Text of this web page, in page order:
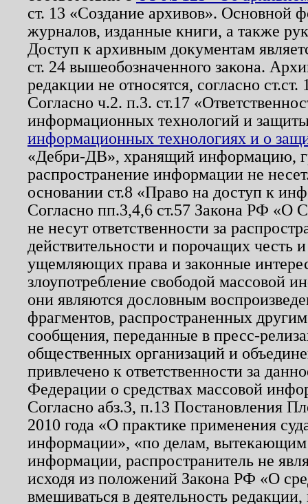
ст. 13 «Создание архивов». Основной
журналов, изданные книги, а также
Доступ к архивным документам
ст. 24 вышеобозначенного закона.
редакции не относятся, согласно
Согласно ч.2. п.3. ст.17
информационных технологий и
информационных технологиях и о
«Дебри-ДВ», хранящий информацию,
распространение информации не
основании ст.8 «Право на доступ к
Согласно пп.3,4,6 ст.57 Закона РФ «О
не несут ответственности за
действительности и порочащих честь
ущемляющих права и законные
злоупотребление свободой массовой
они являются дословным
фрагментов, распространенных
сообщения, переданные в пресс-
общественных организаций и
привлечено к ответственности за
Федерации о средствах массовой
Согласно абз.3, п.13 Постановления
2010 года «О практике применения
информации», «по делам, вытекающим
информации, распространитель не
исходя из положений Закона РФ «О
вмешиваться в деятельность